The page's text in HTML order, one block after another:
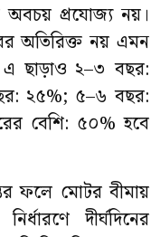
অবচয় প্রযোজ্য নয়।
অতিরিক্ত নয় এমন
এ ছাড়াও ২–৩ বছর:
২৫%; ৫–৬ বছর:
বেশি: ৫০% হবে
ফলে মোটর বীমায়
দীর্ঘদিনের